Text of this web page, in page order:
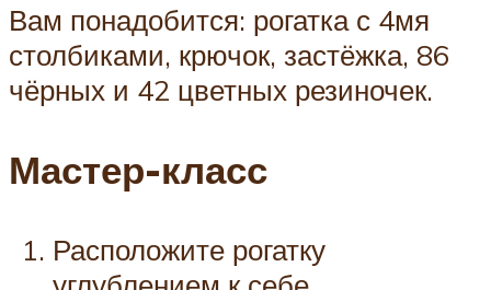
Вам понадобится: рогатка с 4мя
столбиками, крючок, застёжка, 86
чёрных и 42 цветных резиночек.
Мастер-класс
Расположите рогатку